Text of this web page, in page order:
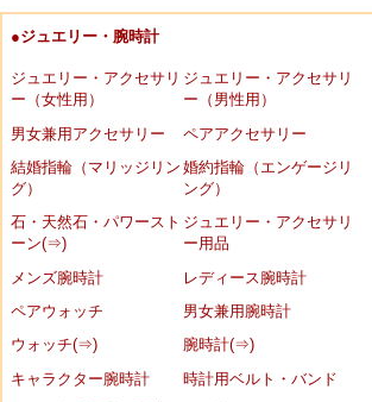
●ジュエリー・腕時計
ジュエリー・アクセサリ
ー（女性用）
ジュエリー・アクセサリ
ー（男性用）
男女兼用アクセサリー
ペアアクセサリー
結婚指輪（マリッジリン
グ）
婚約指輪（エンゲージリ
ング）
石・天然石・パワースト
ーン(⇒)
ジュエリー・アクセサリ
ー用品
メンズ腕時計
レディース腕時計
ペアウォッチ
男女兼用腕時計
ウォッチ(⇒)
腕時計(⇒)
キャラクター腕時計
時計用ベルト・バンド